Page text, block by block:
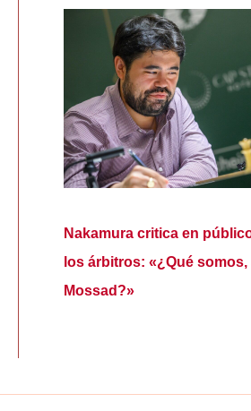
Nakamura critica en
los árbitros: «¿Qué somos,
Mossad?»